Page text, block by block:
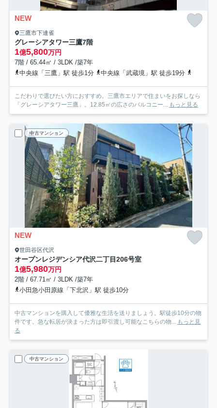
NEW
三鷹市下連雀
グレーシアタワー三鷹7階
1億5,800万円
7階 / 65.44㎡ / 3LDK /築7年
中央線「三鷹」駅 徒歩1分
中央線「武蔵境」駅 徒歩19分
こだわりで選びたい方におすすめ。三鷹市エリアで住まいをお探しなら
「グレーシアタワー三鷹」。12.85㎡の広さのバルコニー...
もっと見る
中古マンション
NEW
世田谷区代沢
オープンレジデンシア代沢二丁目206号室
1億5,980万円
2階 / 67.71㎡ / 3LDK /築7年
小田急小田原線「下北沢」駅 徒歩10分
中古マンションを購入して優雅な生活を送りましょう。駅徒歩10分の物
件です。急な転居が決まった方は即引渡し可能なこちらの物...
もっと見
る
中古マンション